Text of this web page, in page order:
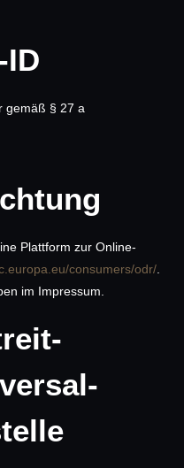
ID
gemäß § 27 a
Plattform zur Online-
consumers/odr/
im Impressum.